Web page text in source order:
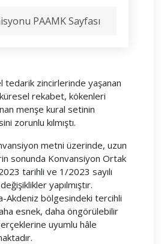
PAAMK Sayfası
tedarik zincirlerinde yaşanan
rekabet, kökenleri
menşe kural setinin
zorunlu kılmıştı.
metni üzerinde, uzun
sonunda Konvansiyon Ortak
tarihli ve 1/2023 sayılı
yapılmıştır.
Akdeniz bölgesindeki tercihli
esnek, daha öngörülebilir
uyumlu hâle